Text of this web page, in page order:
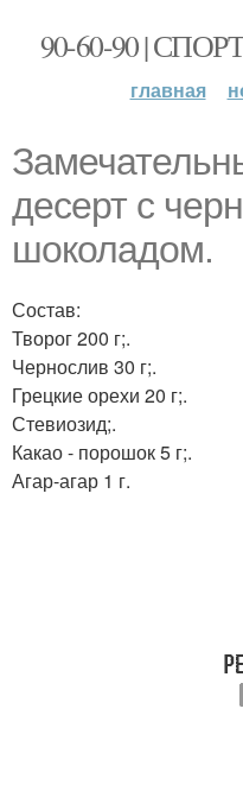
90-60-90 |
главная
десерт с
шоколадом.
Состав:
Творог 200 г;.
Чернослив 30 г;.
Грецкие орехи 20 г;.
Стевиозид;.
Какао - порошок 5 г;.
Агар-агар 1 г.